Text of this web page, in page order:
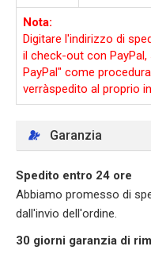
Nota:
Digitare l'indirizzo di
il check-out con
PayPal" come
verràspedito al proprio
Garanzia
Spedito entro 24 ore
Abbiamo promesso di
dall'invio dell'ordine.
30 giorni garanzia di